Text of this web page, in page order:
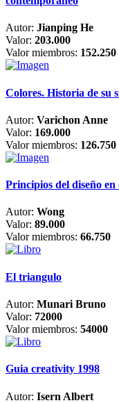
Autor: Jianping He
Valor: 203.000
Valor miembros: 152.250
Colores. Historia de su
Autor: Varichon Anne
Valor: 169.000
Valor miembros: 126.750
Principios del diseño en
Autor: Wong
Valor: 89.000
Valor miembros: 66.750
El triangulo
Autor: Munari Bruno
Valor: 72000
Valor miembros: 54000
Guia creativity 1998
Autor: Isern Albert